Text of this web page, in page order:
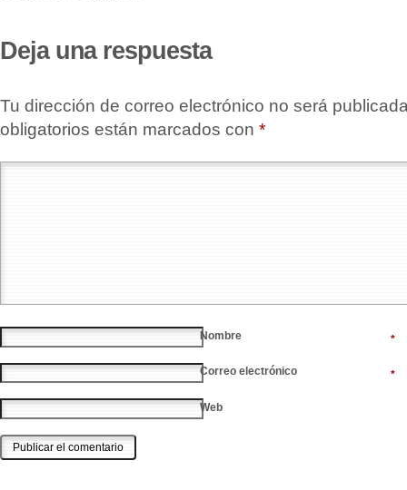
Deja una respuesta
Tu dirección de correo electrónico no será
obligatorios están marcados con *
Nombre *
Correo electrónico *
Web